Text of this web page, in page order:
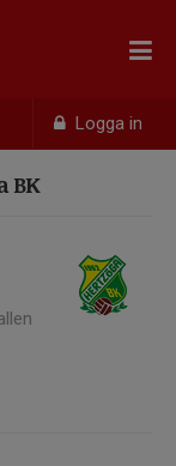
Logga in
BK